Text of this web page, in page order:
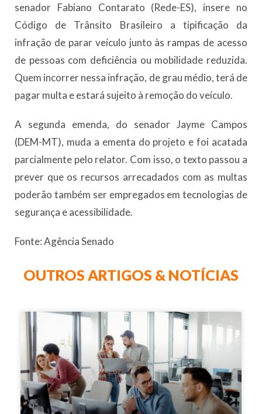
senador Fabiano Contarato (Rede-ES), insere no
Código de Trânsito Brasileiro a tipificação da
infração de parar veículo junto às rampas de acesso
de pessoas com deficiência ou mobilidade reduzida.
Quem incorrer nessa infração, de grau médio, terá de
pagar multa e estará sujeito à remoção do veículo.
A segunda emenda, do senador Jayme Campos
(DEM-MT), muda a ementa do projeto e foi acatada
parcialmente pelo relator. Com isso, o texto passou a
prever que os recursos arrecadados com as multas
poderão também ser empregados em tecnologias de
segurança e acessibilidade.
Fonte: Agência Senado
OUTROS ARTIGOS & NOTÍCIAS